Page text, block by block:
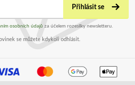
Přihlásit se
osobních údajů za účelem rozesílky newsletteru.
se můžete kdykoli odhlásit.